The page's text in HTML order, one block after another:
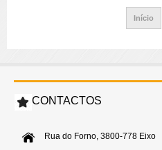
Início
CONTACTOS
Rua do Forno, 3800-778 Eixo